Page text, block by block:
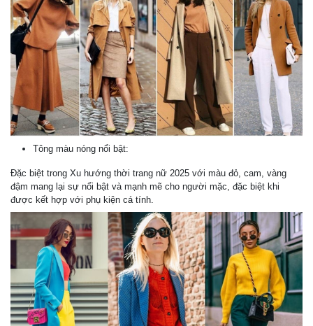
Tông màu nóng nổi bật:
Đặc biệt trong Xu hướng thời trang nữ 2025 với màu đỏ, cam, vàng
đậm mang lại sự nổi bật và mạnh mẽ cho người mặc, đặc biệt khi
được kết hợp với phụ kiện cá tính.